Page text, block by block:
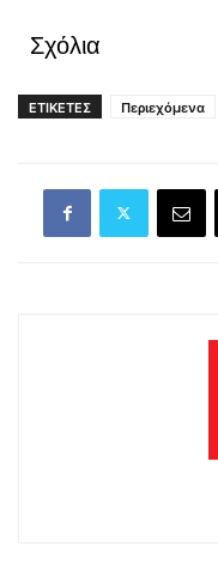
Σχόλια
ΕΤΙΚΕΤΕΣ Περιεχόμενα